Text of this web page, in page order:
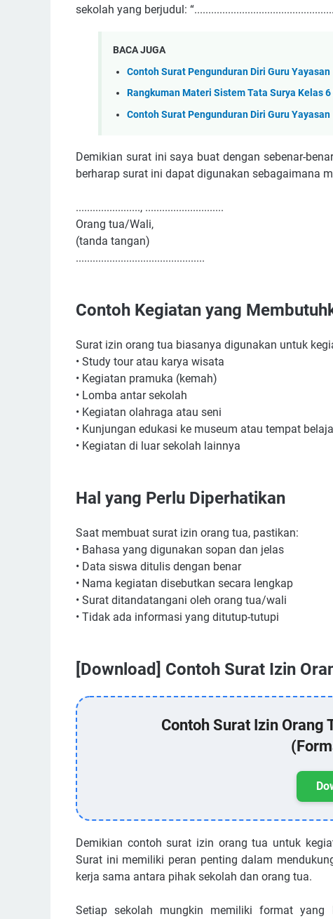
sekolah yang berjudul:
BACA JUGA
Contoh Surat Pengunduran Diri Guru Yayasan
Rangkuman Materi Sistem Tata Surya Kelas 6
Contoh Surat Pengunduran Diri Guru Yayasan
Demikian surat ini saya buat dengan sebenar-
berharap surat ini dapat digunakan sebagaimana
......................., ............................
Orang tua/Wali,
(tanda tangan)
..............................................
Contoh Kegiatan yang
Surat izin orang tua biasanya digunakan untuk
• Study tour atau karya wisata
• Kegiatan pramuka (kemah)
• Lomba antar sekolah
• Kegiatan olahraga atau seni
• Kunjungan edukasi ke museum atau tempat
• Kegiatan di luar sekolah lainnya
Hal yang Perlu Diperhatikan
Saat membuat surat izin orang tua, pastikan:
• Bahasa yang digunakan sopan dan jelas
• Data siswa ditulis dengan benar
• Nama kegiatan disebutkan secara lengkap
• Surat ditandatangani oleh orang tua/wali
• Tidak ada informasi yang ditutup-tutupi
[Download] Contoh Surat Izin
Contoh Surat Izin Orang
Demikian contoh surat izin orang tua untuk
Surat ini memiliki peran penting dalam
kerja sama antara pihak sekolah dan orang tua.
Setiap sekolah mungkin memiliki format yang